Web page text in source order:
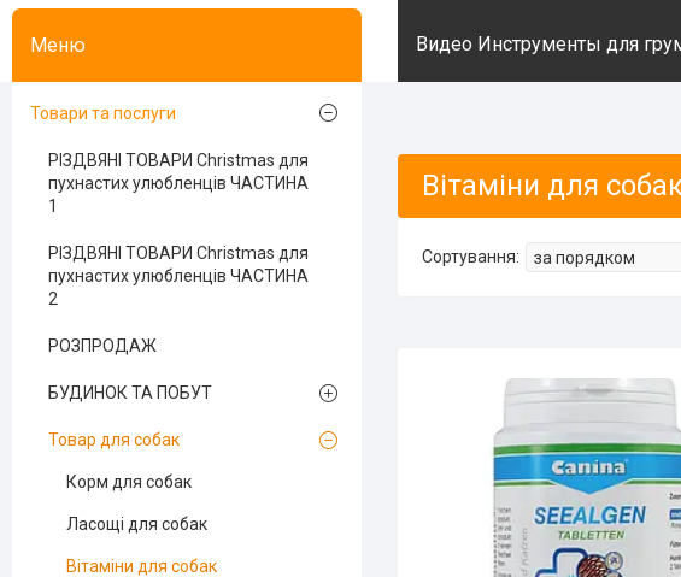
Видео Инструменты для
Вітаміни для
Товари та послуги
РІЗДВЯНІ ТОВАРИ Christmas для
пухнастих улюбленців ЧАСТИНА
1
РІЗДВЯНІ ТОВАРИ Christmas для
пухнастих улюбленців ЧАСТИНА
2
РОЗПРОДАЖ
БУДИНОК ТА ПОБУТ
Товар для собак
Корм для собак
Ласощі для собак
Вітаміни для собак